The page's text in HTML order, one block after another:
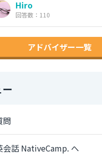
Hiro
回答数：110
アドバイザー一覧
問
会話 NativeCamp. へ